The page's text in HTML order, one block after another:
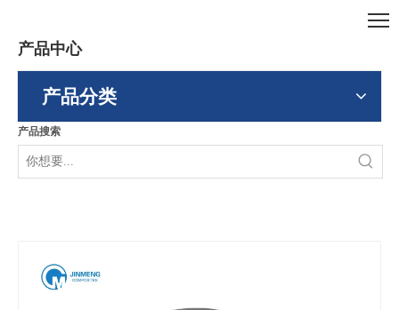
产品中心
产品分类
产品搜索